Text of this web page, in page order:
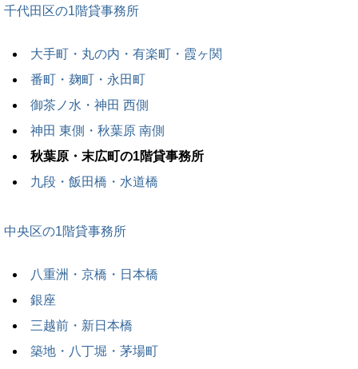
千代田区の1階貸事務所
大手町・丸の内・有楽町・霞ヶ関
番町・麹町・永田町
御茶ノ水・神田 西側
神田 東側・秋葉原 南側
秋葉原・末広町の1階貸事務所
九段・飯田橋・水道橋
中央区の1階貸事務所
八重洲・京橋・日本橋
銀座
三越前・新日本橋
築地・八丁堀・茅場町